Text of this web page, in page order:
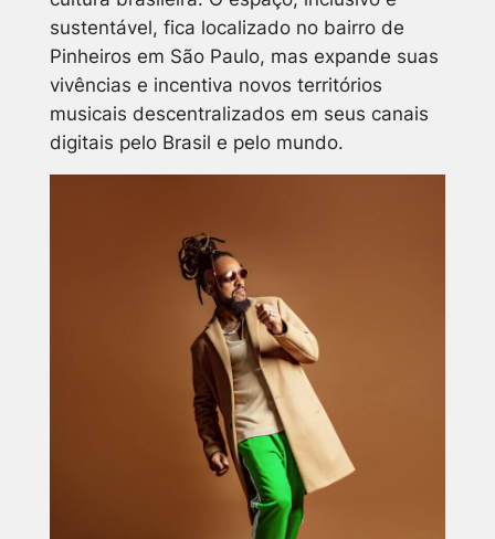
sustentável, fica localizado no bairro de
Pinheiros em São Paulo, mas expande suas
vivências e incentiva novos territórios
musicais descentralizados em seus canais
digitais pelo Brasil e pelo mundo.